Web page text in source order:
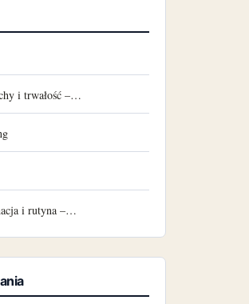
i trwałość –…
i rutyna –…